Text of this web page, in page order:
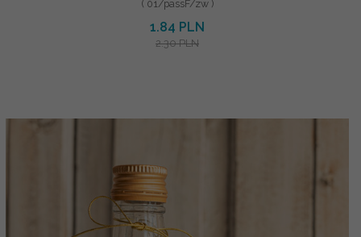
( 01/passF/zw )
1.84 PLN
2.30 PLN